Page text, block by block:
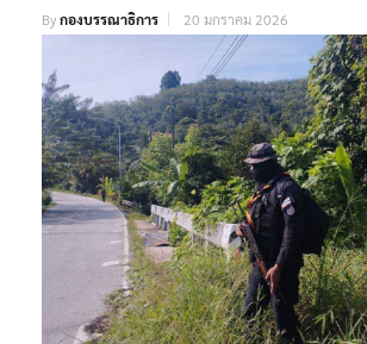
Byกองบรรณาธิการ 20 มกราคม 2026